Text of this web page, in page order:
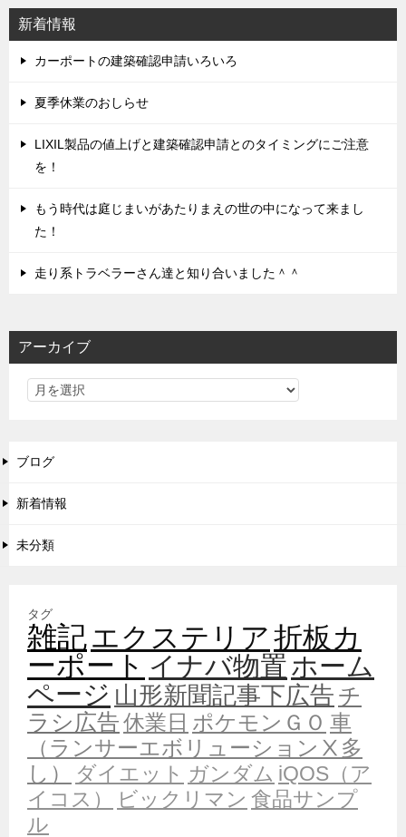
シ
ョ
ン
新着情報
カーポートの建築確認申請いろいろ
夏季休業のおしらせ
LIXIL製品の値上げと建築確認申請とのタイミングにご注意
を！
もう時代は庭じまいがあたりまえの世の中になって来まし
た！
走り系トラベラーさん達と知り合いました＾＾
アーカイブ
ブログ
新着情報
未分類
タグ
雑記エクステリア折板カ
ーポート イナバ物置ホーム
ページ 山形新聞記事下広告 チ
ラシ広告休業日 ポケモンＧＯ 車
（ランサーエボリューションⅩ多
し）
ダイエット ガンダム iQOS（ア
イコス）
ビックリマン 食品サンプ
ル